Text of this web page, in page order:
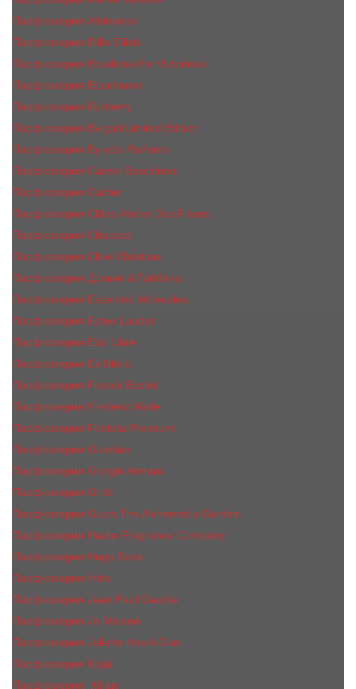
Парфюмерия Atkinsons
Парфюмерия Billie Eilish
Парфюмерия Boadicea the Victorious
Парфюмерия Boucheron
Парфюмерия Burberry
Парфюмерия Bvlgari Limited Edition
Парфюмерия Byredo Parfums
Парфюмерия Carner Barcelona
Парфюмерия Cartier
Парфюмерия Chloe Atelier Des Fleurs
Парфюмерия Сhopard
Парфюмерия Clive Christian
Парфюмерия Дольче & Габбана
Парфюмерия Escentric Molecules
Парфюмерия Estee Lаudеr
Парфюмерия Etat Libre
Парфюмерия Ex Nihilo
Парфюмерия Franck Boclet
Парфюмерия Frеderic Mаlle
Парфюмерия Fontela Premium
Парфюмерия Guerlain
Парфюмерия Giorgio Armani
Парфюмерия Gritti
Парфюмерия Gucci The Alchemist’s Garden.
Парфюмерия Haute Fragrance Company
Парфюмерия Hugo Boss
Парфюмерия Initio
Парфюмерия Jean Paul Gaultier
Парфюмерия Jо Malоnе
Парфюмерия Juliette Has A Gun
Парфюмерия Kajal
Парфюмерия_КiIiаn